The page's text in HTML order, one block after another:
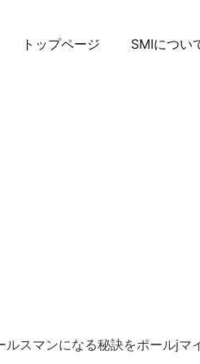
トップページ SMIについ
スマンになる秘訣をポールjマ